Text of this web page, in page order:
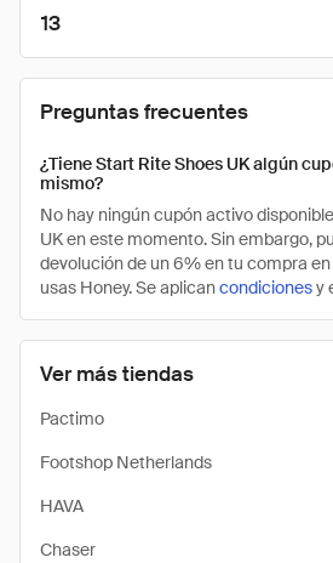
Ver más tiendas
Pactimo
Footshop Netherlands
HAVA
Chaser
13
Preguntas frecuentes
¿Tiene Start Rite Shoes UK algún
mismo?
No hay ningún cupón activo
UK en este momento. Sin embargo,
devolución de un 6% en tu compra
usas Honey. Se aplicancondicionesy